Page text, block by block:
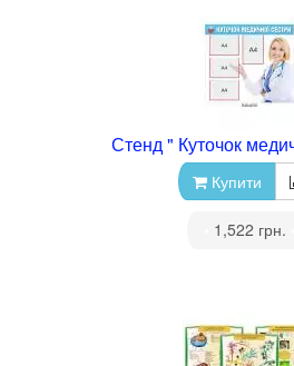
Стенд " Куточок
Купити
1,522 грн.